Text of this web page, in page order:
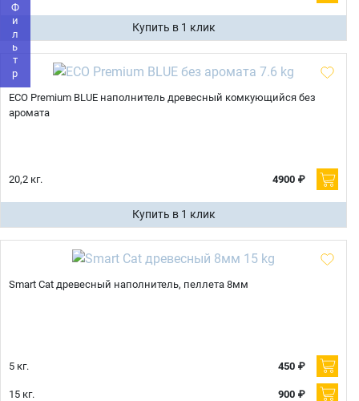
Фильтр Купить в 1 клик
ECO Premium BLUE наполнитель древесный комкующийся без
аромата
20,2 кг. 4900 ₽
Купить в 1 клик
Smart Cat древесный наполнитель, пеллета 8мм
5 кг. 450 ₽
15 кг. 900 ₽
Оформить заказ
E-mail